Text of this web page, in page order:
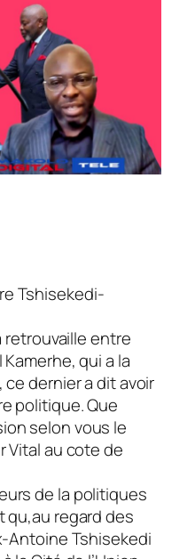
Tshisekedi-
retrouvaille entre
qui a la
ce dernier a dit avoir
politique. Que
selon vous le
Vital au cote de
de la politiques
regard des
Antoine Tshisekedi